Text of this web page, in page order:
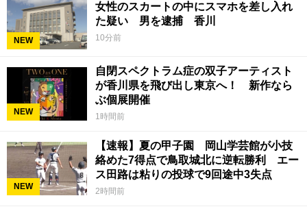
NEW
女性のスカートの中にスマホを差し入れ
た疑い 男を逮捕 香川
10分前
NEW
自閉スペクトラム症の双子アーティスト
が香川県を飛び出し東京へ！ 新作なら
ぶ個展開催
1時間前
NEW
【速報】夏の甲子園 岡山学芸館が小技
絡めた7得点で鳥取城北に逆転勝利 エー
ス田路は粘りの投球で9回途中3失点
2時間前